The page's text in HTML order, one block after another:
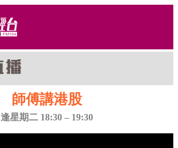
師傅講港股
逢星期二 18:30 – 19:30